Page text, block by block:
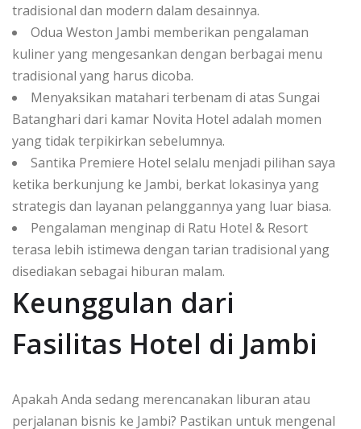
tradisional dan modern dalam desainnya.
Odua Weston Jambi memberikan pengalaman
kuliner yang mengesankan dengan berbagai menu
tradisional yang harus dicoba.
Menyaksikan matahari terbenam di atas Sungai
Batanghari dari kamar Novita Hotel adalah momen
yang tidak terpikirkan sebelumnya.
Santika Premiere Hotel selalu menjadi pilihan saya
ketika berkunjung ke Jambi, berkat lokasinya yang
strategis dan layanan pelanggannya yang luar biasa.
Pengalaman menginap di Ratu Hotel & Resort
terasa lebih istimewa dengan tarian tradisional yang
disediakan sebagai hiburan malam.
Keunggulan dari
Fasilitas Hotel di Jambi
Apakah Anda sedang merencanakan liburan atau
perjalanan bisnis ke Jambi? Pastikan untuk mengenal